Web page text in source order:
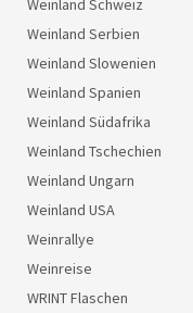
Weinland Serbien
Weinland Slowenien
Weinland Spanien
Weinland Südafrika
Weinland Tschechien
Weinland Ungarn
Weinland USA
Weinrallye
Weinreise
WRINT Flaschen